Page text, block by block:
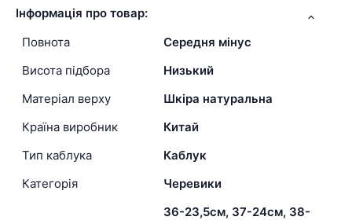
Інформація про товар:
Повнота
Середня мінус
Висота підбора
Низький
Матеріал верху
Шкіра натуральна
Країна виробник
Китай
Тип каблука
Каблук
Категорія
Черевики
36-23,5см, 37-24см, 38-